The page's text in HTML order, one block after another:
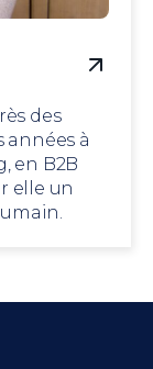
des
à
en B2B
elle un